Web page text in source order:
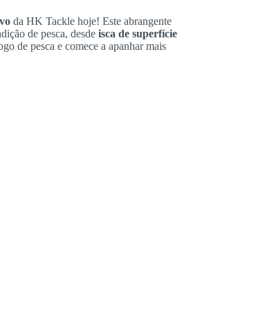
da HK Tackle hoje! Este abrangente
de pesca, desdeisca de superfície
de pesca e comece a apanhar mais